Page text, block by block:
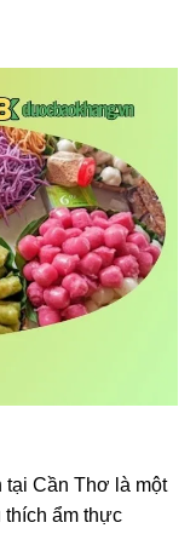
Cần Thơ là một
thích ẩm thực